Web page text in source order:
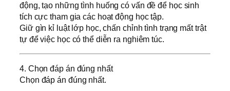
động, tạo những tình huống có vấn đề để học sinh
tích cực tham gia các hoạt động học tập.
Giữ gìn kỉ luật lớp học, chấn chỉnh tình trạng mất trật
tự để việc học có thể diễn ra nghiêm túc.
4. Chọn đáp án đúng nhất
Chọn đáp án đúng nhất.